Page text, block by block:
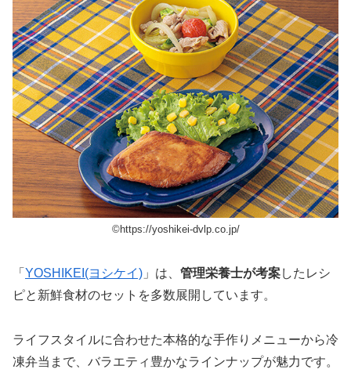
©︎https://yoshikei-dvlp.co.jp/
「 YOSHIKEI(ヨシケイ) 」は、 管理栄養士が考案したレシ
ピと新鮮食材のセットを多数展開しています。
ライフスタイルに合わせた本格的な手作りメニューから冷
凍弁当まで、バラエティ豊かなラインナップが魅力です。